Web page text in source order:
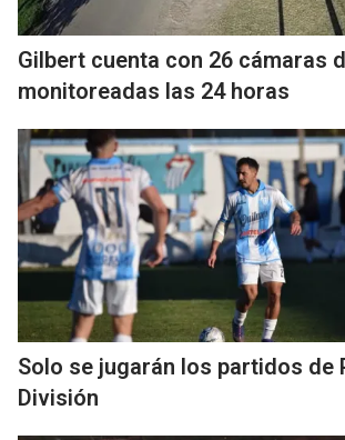
Gilbert cuenta con 26 cámaras
monitoreadas las 24 horas
Solo se jugarán los partidos de
División